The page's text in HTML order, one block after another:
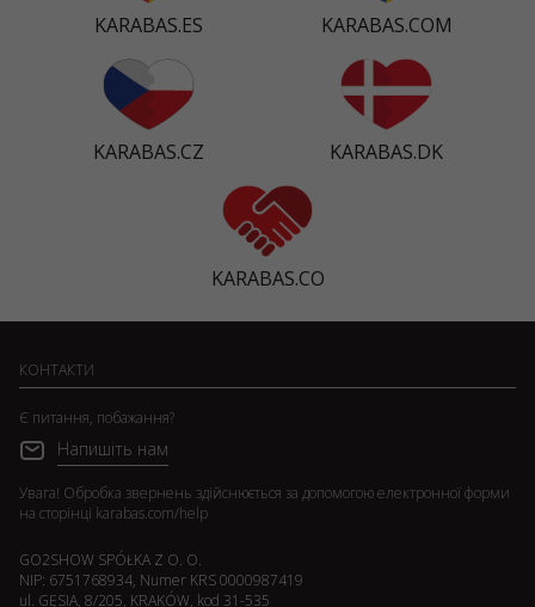
KARABAS.ES KARABAS.COM
KARABAS.CZ KARABAS.DK
KARABAS.CO
КОНТАКТИ
Є питання, побажання?
Напишіть нам
Увага! Обробка звернень здійснюється за допомогою електронної форми
на сторінці karabas.com/help
GO2SHOW SPÓŁKA Z O. O.
NIP: 6751768934, Numer KRS 0000987419
ul. GĘSIA, 8/205, KRAKÓW, kod 31-535